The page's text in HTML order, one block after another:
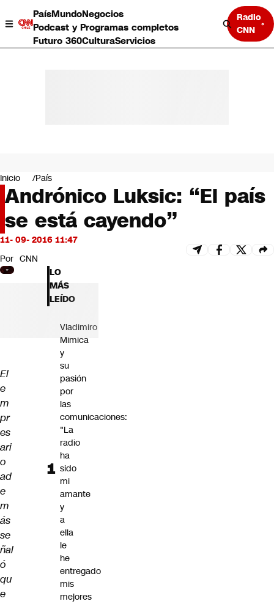
PaísMundoNegocios
Podcast y Programas completos
Futuro 360CulturaServicios
Radio
CNN
Negocios
Deportes
Programas completos
Cultura
Servicios
Bits
CNN Data
CNN tiempo
Futuro 360
Inicio País
Andrónico Luksic: “El país
se está cayendo”
11- 09- 2016 11:47
Por CNN
El
e
m
pr
es
ari
o
ad
e
m
ás
se
ñal
ó
qu
e
LO
MÁS
LEÍDO
Vladimiro
Mimica
y
su
pasión
por
las
comunicaciones:
"La
radio
ha
sido
mi
amante
y
a
ella
le
he
entregado
mis
mejores